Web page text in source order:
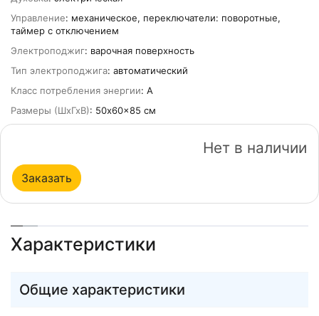
Управление: механическое, переключатели: поворотные,
таймер с отключением
Электроподжиг: варочная поверхность
Тип электроподжига: автоматический
Класс потребления энергии: A
Размеры (ШхГхВ): 50x60x85 см
Нет в наличии
Заказать
Характеристики
Общие характеристики